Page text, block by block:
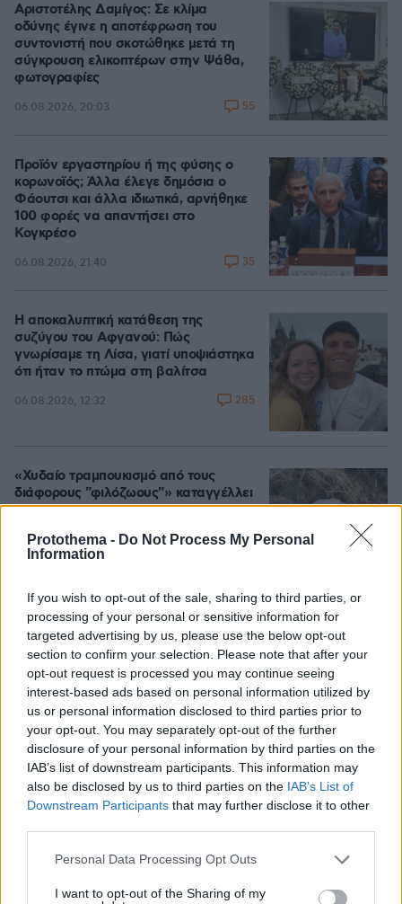
Protothema - Do Not Process My Personal
Information
If you wish to opt-out of the sale, sharing to third parties, or
processing of your personal or sensitive information for
targeted advertising by us, please use the below opt-out
section to confirm your selection. Please note that after your
opt-out request is processed you may continue seeing
interest-based ads based on personal information utilized by
us or personal information disclosed to third parties prior to
your opt-out. You may separately opt-out of the further
disclosure of your personal information by third parties on the
IAB’s list of downstream participants. This information may
also be disclosed by us to third parties on the IAB’s List of
Downstream Participants that may further disclose it to other
Please note that this website/app uses one or more Google
not limited to your visit or usage behaviour. You may click to
Personal Data Processing Opt Outs
I want to opt-out of the Sharing of my
Αριστοτέλης Δαμίγος: Σε κλίμα
οδύνης έγινε η αποτέφρωση του
συντονιστή που σκοτώθηκε μετά τη
σύγκρουση ελικοπτέρων στην Ψάθα,
φωτογραφίες
06.08.2026, 20:03 55
Προϊόν εργαστηρίου ή της φύσης ο
κορωνοϊός; Άλλα έλεγε δημόσια ο
Φάουτσι και άλλα ιδιωτικά, αρνήθηκε
100 φορές να απαντήσει στο
Κογκρέσο
06.08.2026, 21:40 35
Η αποκαλυπτική κατάθεση της
συζύγου του Αφγανού: Πώς
γνωρίσαμε τη Λίσα, γιατί υποψιάστηκα
ότι ήταν το πτώμα στη βαλίτσα
06.08.2026, 12:32 285
«Χυδαίο τραμπουκισμό από τους
διάφορους "φιλόζωους"» καταγγέλλει
ο ερευνητής του ΑΠΘ μετά τον
αγέλη λύκων
Για πέμπτη συνεχόμενη χρονιά στο
ΠΑΓΝΗ ο Βλαδίμηρος Κυριακίδης,
βρέθηκε κοντά στα παιδιά και άκουσε
τις ιστορίες τους
06.08.2026, 17:38 13
Νεαρή γυναίκα με ακατέργαστη
ομορφιά από την Αιθιοπία έγινε viral,
06.08.2026, 09:18 344